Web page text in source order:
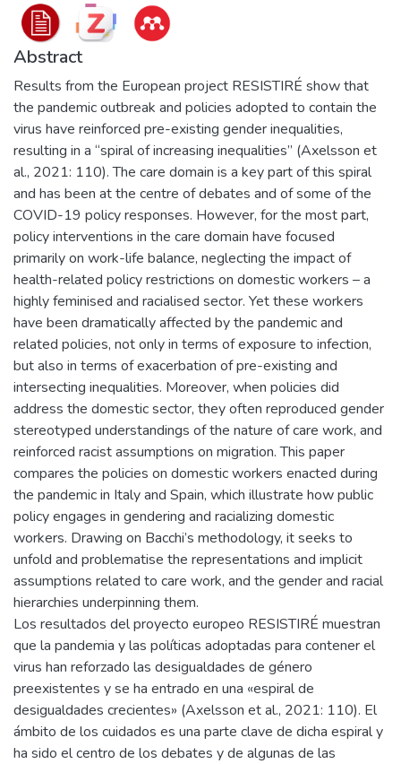
Abstract
Results from the European project RESISTIRÉ show that
the pandemic outbreak and policies adopted to contain the
virus have reinforced pre-existing gender inequalities,
resulting in a “spiral of increasing inequalities” (Axelsson et
al., 2021: 110). The care domain is a key part of this spiral
and has been at the centre of debates and of some of the
COVID-19 policy responses. However, for the most part,
policy interventions in the care domain have focused
primarily on work-life balance, neglecting the impact of
health-related policy restrictions on domestic workers – a
highly feminised and racialised sector. Yet these workers
have been dramatically affected by the pandemic and
related policies, not only in terms of exposure to infection,
but also in terms of exacerbation of pre-existing and
intersecting inequalities. Moreover, when policies did
address the domestic sector, they often reproduced gender
stereotyped understandings of the nature of care work, and
reinforced racist assumptions on migration. This paper
compares the policies on domestic workers enacted during
the pandemic in Italy and Spain, which illustrate how public
policy engages in gendering and racializing domestic
workers. Drawing on Bacchi’s methodology, it seeks to
unfold and problematise the representations and implicit
assumptions related to care work, and the gender and racial
hierarchies underpinning them.
Los resultados del proyecto europeo RESISTIRÉ muestran
que la pandemia y las políticas adoptadas para contener el
virus han reforzado las desigualdades de género
preexistentes y se ha entrado en una «espiral de
desigualdades crecientes» (Axelsson et al., 2021: 110). El
ámbito de los cuidados es una parte clave de dicha espiral y
ha sido el centro de los debates y de algunas de las